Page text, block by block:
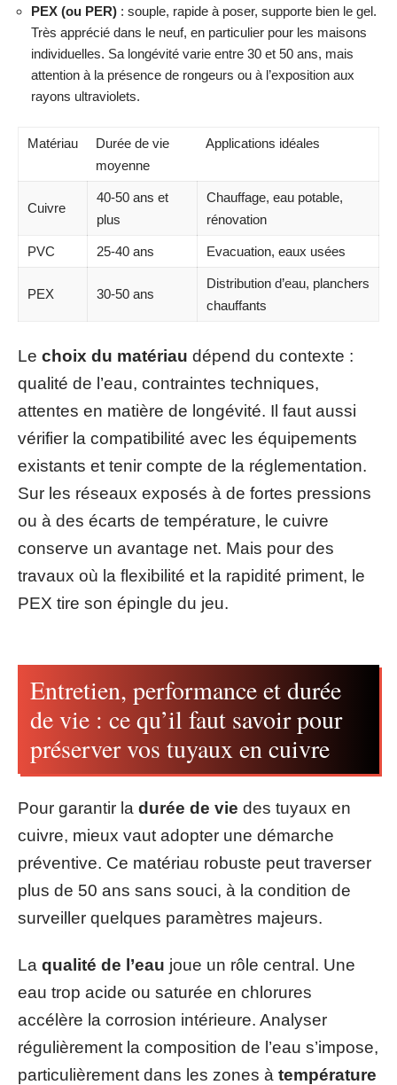
PEX (ou PER) : souple, rapide à poser, supporte bien le gel.
Très apprécié dans le neuf, en particulier pour les maisons
individuelles. Sa longévité varie entre 30 et 50 ans, mais
attention à la présence de rongeurs ou à l’exposition aux
rayons ultraviolets.
Matériau
Durée de vie
moyenne
Applications idéales
Cuivre
40-50 ans et
plus
Chauffage, eau potable,
rénovation
PVC 25-40 ans Evacuation, eaux usées
PEX 30-50 ans
Distribution d’eau, planchers
chauffants
Le choix du matériau dépend du contexte :
qualité de l’eau, contraintes techniques,
attentes en matière de longévité. Il faut aussi
vérifier la compatibilité avec les équipements
existants et tenir compte de la réglementation.
Sur les réseaux exposés à de fortes pressions
ou à des écarts de température, le cuivre
conserve un avantage net. Mais pour des
travaux où la flexibilité et la rapidité priment, le
PEX tire son épingle du jeu.
Entretien, performance et durée
de vie : ce qu’il faut savoir pour
préserver vos tuyaux en cuivre
Pour garantir la durée de vie des tuyaux en
cuivre, mieux vaut adopter une démarche
préventive. Ce matériau robuste peut traverser
plus de 50 ans sans souci, à la condition de
surveiller quelques paramètres majeurs.
La qualité de l’eau joue un rôle central. Une
eau trop acide ou saturée en chlorures
accélère la corrosion intérieure. Analyser
régulièrement la composition de l’eau s’impose,
particulièrement dans les zones à température